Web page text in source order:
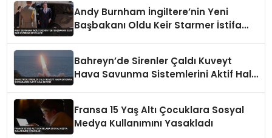
Andy Burnham İngiltere’nin Yeni
Başbakanı Oldu Keir Starmer İstifa
Bahreyn’de Sirenler Çaldı Kuveyt
Hava Savunma Sistemlerini Aktif Hale
Fransa 15 Yaş Altı Çocuklara Sosyal
Medya Kullanımını Yasakladı